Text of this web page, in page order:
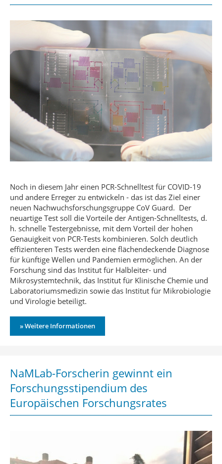
Noch in diesem Jahr einen PCR-Schnelltest für COVID-19
und andere Erreger zu entwickeln - das ist das Ziel einer
neuen Nachwuchsforschungsgruppe CoV Guard. Der
neuartige Test soll die Vorteile der Antigen-Schnelltests, d.
h. schnelle Testergebnisse, mit dem Vorteil der hohen
Genauigkeit von PCR-Tests kombinieren. Solch deutlich
effizienteren Tests werden eine flächendeckende Diagnose
für künftige Wellen und Pandemien ermöglichen. An der
Forschung sind das Institut für Halbleiter- und
Mikrosystemtechnik, das Institut für Klinische Chemie und
Laboratoriumsmedizin sowie das Institut für Mikrobiologie
und Virologie beteiligt.
» Weitere Informationen
NaMLab-Forscherin gewinnt ein
Forschungsstipendium des
Europäischen Forschungsrates